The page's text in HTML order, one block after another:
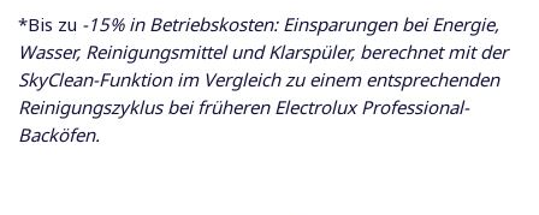
*Bis zu -15% in Betriebskosten: Einsparungen bei Energie,
Wasser, Reinigungsmittel und Klarspüler, berechnet mit der
SkyClean-Funktion im Vergleich zu einem entsprechenden
Reinigungszyklus bei früheren Electrolux Professional-
Backöfen.